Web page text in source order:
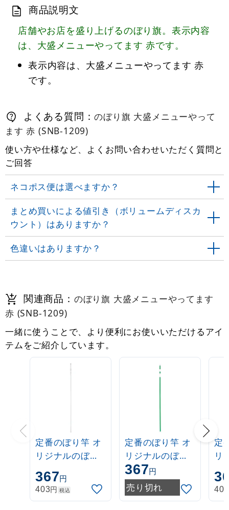
商品説明文
店舗やお店を盛り上げるのぼり旗。表示内容
は、大盛メニューやってます 赤です。
表示内容は、大盛メニューやってます 赤
です。
よくある質問：のぼり旗 大盛メニューやって
ます 赤 (SNB-1209)
使い方や仕様など、よくお問い合わせいただく質問と
ご回答
ネコポス便は選べますか？
まとめ買いによる値引き（ボリュームディスカ
ウント）はありますか？
色違いはありますか？
関連商品： のぼり旗 大盛メニューやってます
赤 (SNB-1209)
一緒に使うことで、より便利にお使いいただけるアイ
テムをご紹介しています。
定番のぼり竿 オ
リジナルのぼり
ポール 1.6～3m
伸縮式 白
(30537***)
367円
403円 税込
定番のぼり竿 オ
リジナルのぼり
ポール 1.6～3m
伸縮式 緑
(30537GRN)
367円
売り切れ
定
リ
ポ
伸
403